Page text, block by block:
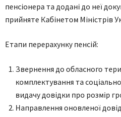
пенсіонера та додані до неї
прийняте Кабінетом Міністрів
Етапи перерахунку пенсій:
Звернення до обласного
комплектування та
видачу довідки про розмір
Направлення оновленої